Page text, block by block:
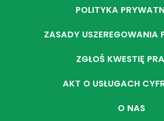
POLITYKA
ZASADY USZEREGOWANIA
ZGŁOŚ KWESTIĘ
AKT O USŁUGACH
O NAS